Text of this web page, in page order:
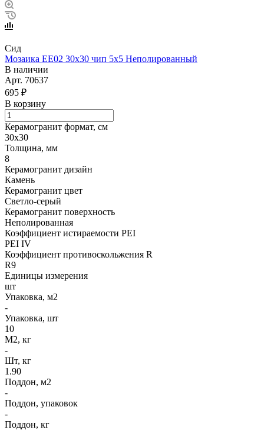
Сид
Мозаика EE02 30х30 чип 5х5 Неполированный
В наличии
Арт. 70637
695 ₽
В корзину
Керамогранит формат, см
30х30
Толщина, мм
8
Керамогранит дизайн
Камень
Керамогранит цвет
Светло-серый
Керамогранит поверхность
Неполированная
Коэффициент истираемости PEI
PEI IV
Коэффициент противоскольжения R
R9
Единицы измерения
шт
Упаковка, м2
-
Упаковка, шт
10
М2, кг
-
Шт, кг
1.90
Поддон, м2
-
Поддон, упаковок
-
Поддон, кг